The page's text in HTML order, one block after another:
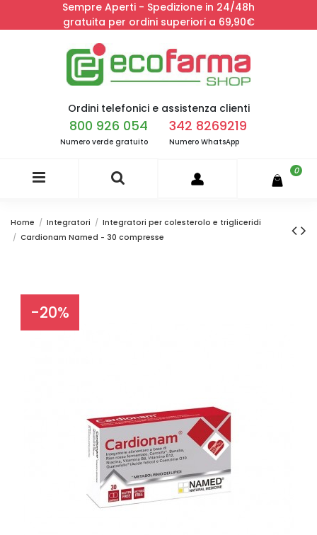
Sempre Aperti - Spedizione in 24/48h
gratuita per ordini superiori a 69,90€
Ordini telefonici e assistenza clienti
800 926 054
Numero verde gratuito
342 8269219
Numero WhatsApp
0
Home Integratori
Integratori per colesterolo e trigliceridi
Cardionam Named - 30 compresse
-20%